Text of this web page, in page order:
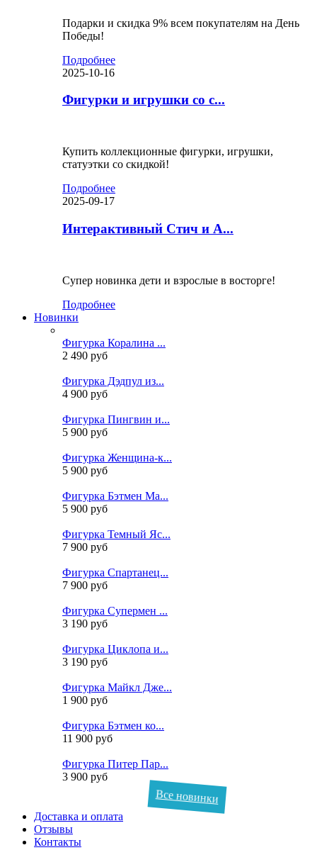
Подарки и скидка 9% всем покупателям на День
Победы!
Подробнее
2025-10-16
Фигурки и игрушки со с...
Купить коллекционные фигурки, игрушки,
статуэтки со скидкой!
Подробнее
2025-09-17
Интерактивный Стич и А...
Супер новинка дети и взрослые в восторге!
Подробнее
Новинки
Фигурка Коралина ...
2 490 руб
Фигурка Дэдпул из...
4 900 руб
Фигурка Пингвин и...
5 900 руб
Фигурка Женщина-к...
5 900 руб
Фигурка Бэтмен Ма...
5 900 руб
Фигурка Темный Яс...
7 900 руб
Фигурка Спартанец...
7 900 руб
Фигурка Супермен ...
3 190 руб
Фигурка Циклопа и...
3 190 руб
Фигурка Майкл Дже...
1 900 руб
Фигурка Бэтмен ко...
11 900 руб
Фигурка Питер Пар...
3 900 руб
Все новинки
Доставка и оплата
Отзывы
Контакты